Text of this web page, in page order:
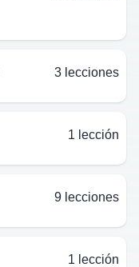
3 lecciones
1 lección
9 lecciones
1 lección